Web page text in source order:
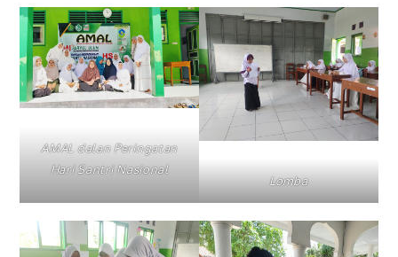
AMAL dalan Peringatan
Hari Santri Nasional
Lomba